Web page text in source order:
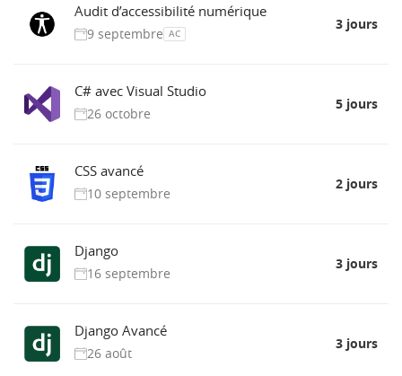
Audit d’accessibilité numérique
9 septembre AC
3 jours
C# avec Visual Studio
26 octobre
5 jours
CSS avancé
10 septembre
2 jours
Django
16 septembre
3 jours
Django Avancé
26 août
3 jours